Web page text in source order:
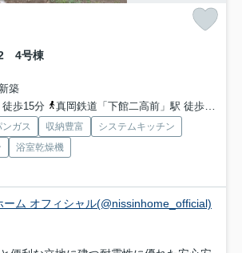
4号棟
築
歩15分
真岡鉄道「下館二高前」駅 徒歩38分
ンガス 収納豊富
システムキッチン
浴室乾燥機
ム オフィシャル(@nissinhome_official)